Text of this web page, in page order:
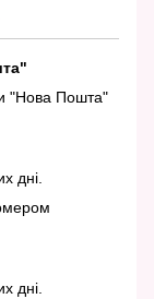
"Нова Пошта"
дні.
дні.